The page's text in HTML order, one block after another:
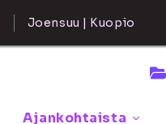
Joensuu | Kuopio
Ajankohtaista